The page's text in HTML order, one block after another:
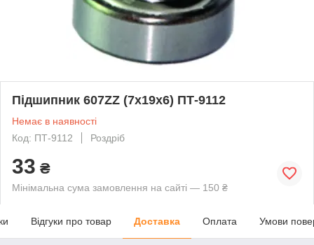
Підшипник 607ZZ (7х19х6) ПТ-9112
Немає в наявності
Код: ПТ-9112
Роздріб
33 ₴
Мінімальна сума замовлення на сайті — 150 ₴
Відгуки про товар Доставка Оплата Умови